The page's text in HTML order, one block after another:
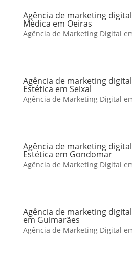
Agência de marketing
Médica em Oeiras
Agência de Marketing Digital
Agência de marketing
Estética em Seixal
Agência de Marketing Digital
Agência de marketing
Estética em Gondomar
Agência de Marketing Digital
Agência de marketing
em Guimarães
Agência de Marketing Digital